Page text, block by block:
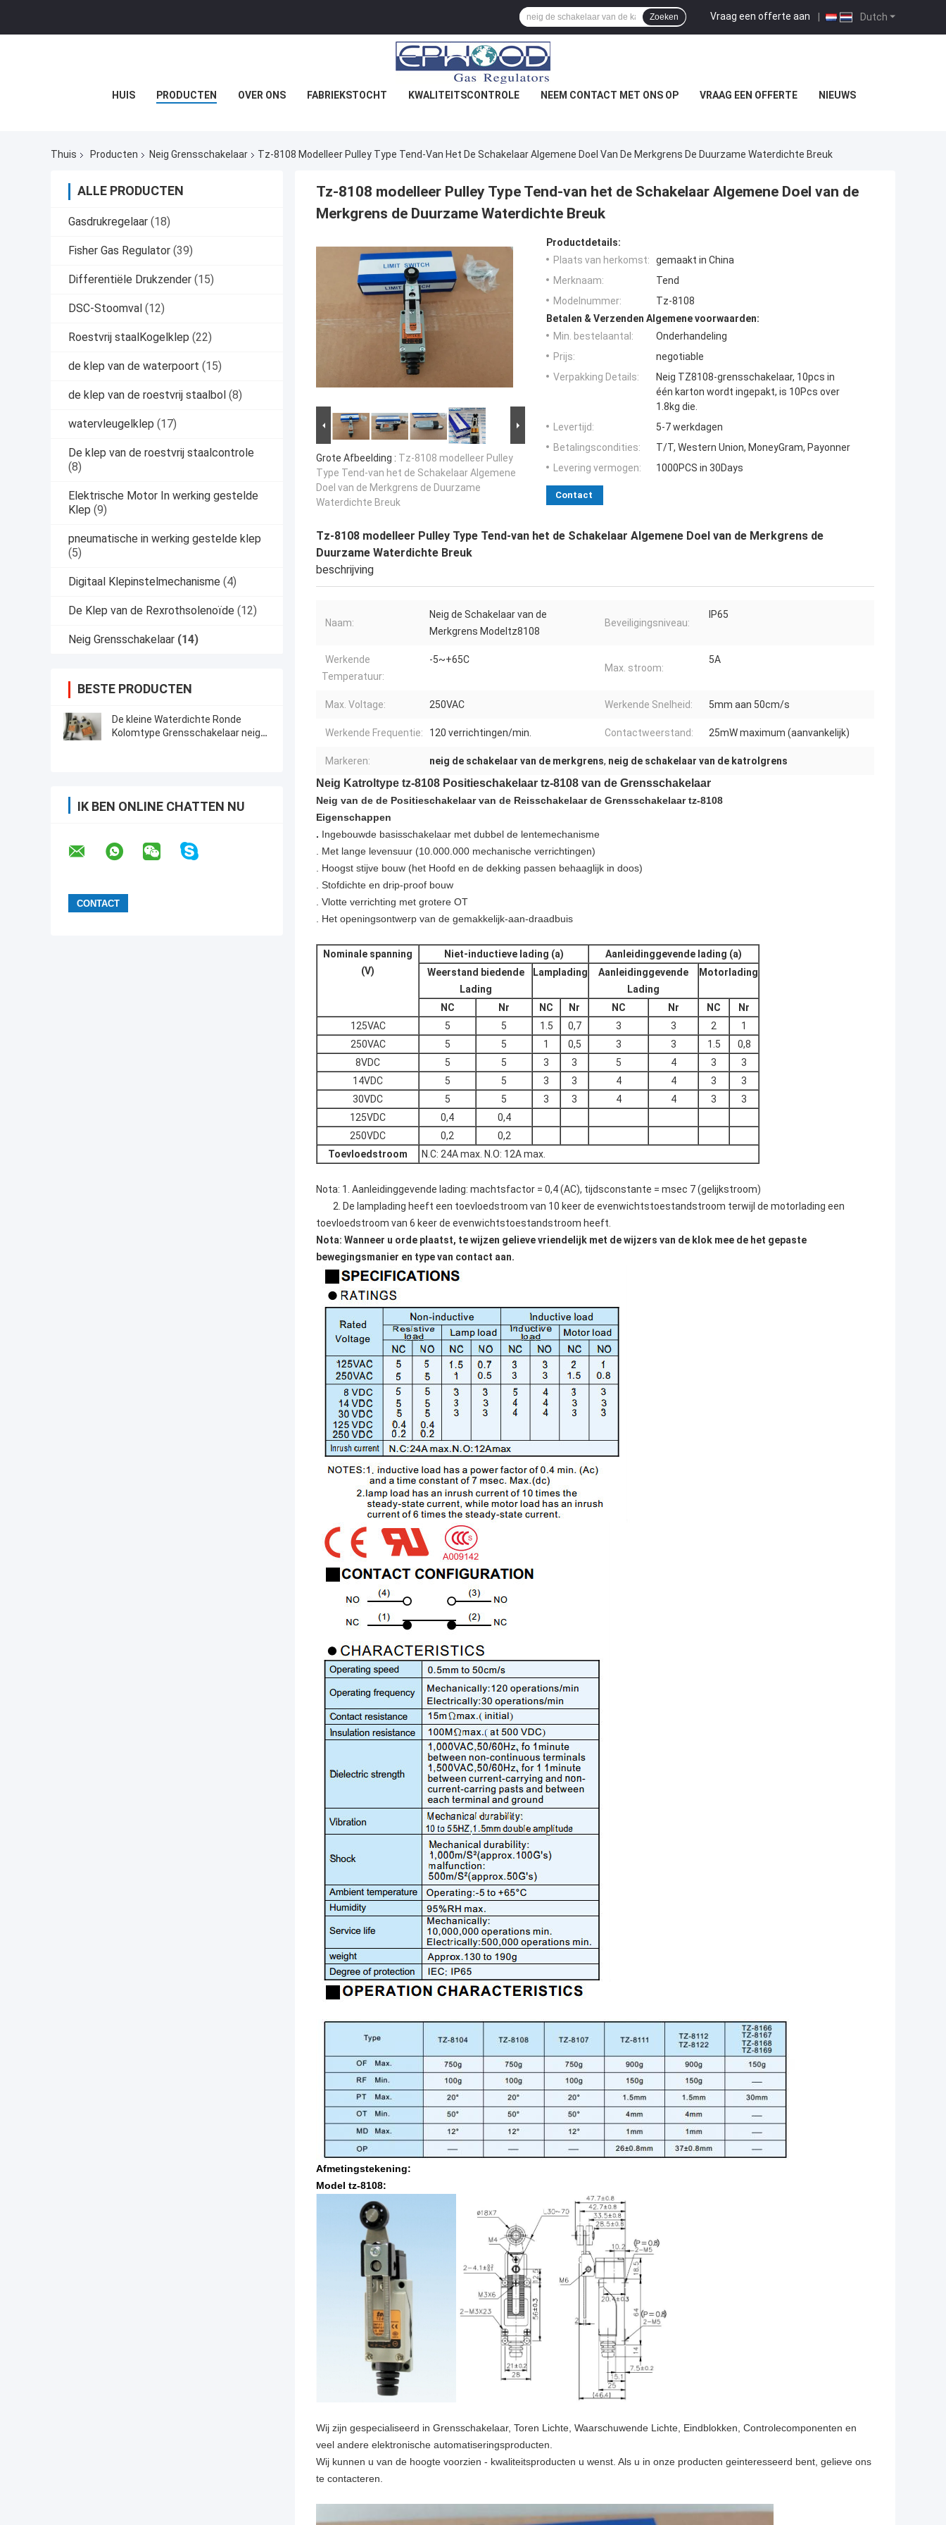
Dutch
Vraag een offerte aan |
Zoeken
HUIS PRODUCTEN OVER ONS FABRIEKSTOCHT KWALITEITSCONTROLE NEEM CONTACT MET ONS OP VRAAG EEN OFFERTE NIEUWS
Thuis Producten Neig Grensschakelaar Tz-8108 Modelleer Pulley Type Tend-Van Het De Schakelaar Algemene Doel Van De Merkgrens De Duurzame Waterdichte Breuk
ALLE PRODUCTEN
Gasdrukregelaar (18)
Fisher Gas Regulator (39)
Differentiële Drukzender (15)
DSC-Stoomval (12)
Roestvrij staalKogelklep (22)
de klep van de waterpoort (15)
de klep van de roestvrij staalbol (8)
watervleugelklep (17)
De klep van de roestvrij staalcontrole
(8)
Elektrische Motor In werking gestelde
Klep (9)
pneumatische in werking gestelde klep
(5)
Digitaal Klepinstelmechanisme (4)
De Klep van de Rexrothsolenoïde (12)
Neig Grensschakelaar (14)
BESTE PRODUCTEN
De kleine Waterdichte Ronde
Kolomtype Grensschakelaar neigt
IK BEN ONLINE CHATTEN NU
Tz-8108 modelleer Pulley Type Tend-van het de Schakelaar Algemene Doel van de
Merkgrens de Duurzame Waterdichte Breuk
Grote Afbeelding : Tz-8108 modelleer Pulley
Type Tend-van het de Schakelaar Algemene
Doel van de Merkgrens de Duurzame
Waterdichte Breuk
Productdetails:
Plaats van herkomst:
gemaakt in China
Merknaam:
Tend
Modelnummer:
Tz-8108
Betalen & Verzenden Algemene voorwaarden:
Min. bestelaantal:
Onderhandeling
Prijs:
negotiable
Verpakking Details:
Neig TZ8108-grensschakelaar, 10pcs in
één karton wordt ingepakt, is 10Pcs over
1.8kg die.
Levertijd:
5-7 werkdagen
Betalingscondities:
T/T, Western Union, MoneyGram, Payonner
Levering vermogen:
1000PCS in 30Days
Contact
Tz-8108 modelleer Pulley Type Tend-van het de Schakelaar Algemene Doel van de Merkgrens de
Duurzame Waterdichte Breuk
beschrijving
Naam:
Neig de Schakelaar van de
Merkgrens Modeltz8108
Beveiligingsniveau:
IP65
Werkende
Temperatuur:
-5~+65C
Max. stroom:
5A
Max. Voltage: 250VAC Werkende Snelheid: 5mm aan 50cm/s
Werkende Frequentie: 120 verrichtingen/min. Contactweerstand: 25mW maximum (aanvankelijk)
Markeren: neig de schakelaar van de merkgrens, neig de schakelaar van de katrolgrens
Neig Katroltype tz-8108 Positieschakelaar tz-8108 van de Grensschakelaar
Neig van de de Positieschakelaar van de Reisschakelaar de Grensschakelaar tz-8108
Eigenschappen
. Ingebouwde basisschakelaar met dubbel de lentemechanisme
. Met lange levensuur (10.000.000 mechanische verrichtingen)
. Hoogst stijve bouw (het Hoofd en de dekking passen behaaglijk in doos)
. Stofdichte en drip-proof bouw
. Vlotte verrichting met grotere OT
. Het openingsontwerp van de gemakkelijk-aan-draadbuis
Nominale spanning
(V)
Niet-inductieve lading (a)
Aanleidinggevende lading (a)
Weerstand biedende
Lading
Lamplading
Aanleidinggevende
Lading
Motorlading
NC Nr NC Nr NC Nr NC
Nr
125VAC
5 5 1.5 0,7 3 3 2
1
250VAC
5 5 1 0,5 3 3 1.5
0,8
8VDC
5 5 3 3 5 4 3
3
14VDC
5 5 3 3 4 4 3
3
30VDC
5 5 3 3 4 4 3
3
125VDC
0,4
0,4
250VDC
0,2
0,2
Toevloedstroom
N.C: 24A max. N.O: 12A max.
Nota: 1. Aanleidinggevende lading: machtsfactor = 0,4 (AC), tijdsconstante = msec 7 (gelijkstroom)
2. De lamplading heeft een toevloedstroom van 10 keer de evenwichtstoestandstroom terwijl de motorlading een
toevloedstroom van 6 keer de evenwichtstoestandstroom heeft.
Nota: Wanneer u orde plaatst, te wijzen gelieve vriendelijk met de wijzers van de klok mee de het gepaste
bewegingsmanier en type van contact aan.
Afmetingstekening:
Model tz-8108:
Wij zijn gespecialiseerd in Grensschakelaar, Toren Lichte, Waarschuwende Lichte, Eindblokken, Controlecomponenten en
veel andere elektronische automatiseringsproducten.
Wij kunnen u van de hoogte voorzien - kwaliteitsproducten u wenst. Als u in onze producten geinteresseerd bent, gelieve ons
te contacteren.